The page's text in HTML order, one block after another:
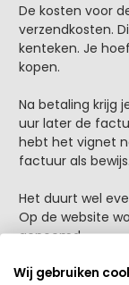
De kosten voor
verzendkosten.
kenteken. Je
kopen.
Na betaling krijg
uur later de
hebt het vignet
factuur als bewijs.
Het duurt wel
Op de website
genoemd.
https://certificat-
Wij gebruiken